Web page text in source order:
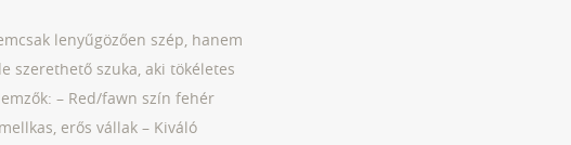
lenyűgözően szép, hanem
szerethető szuka, aki tökéletes
– Red/fawn szín fehér
erős vállak – Kiváló